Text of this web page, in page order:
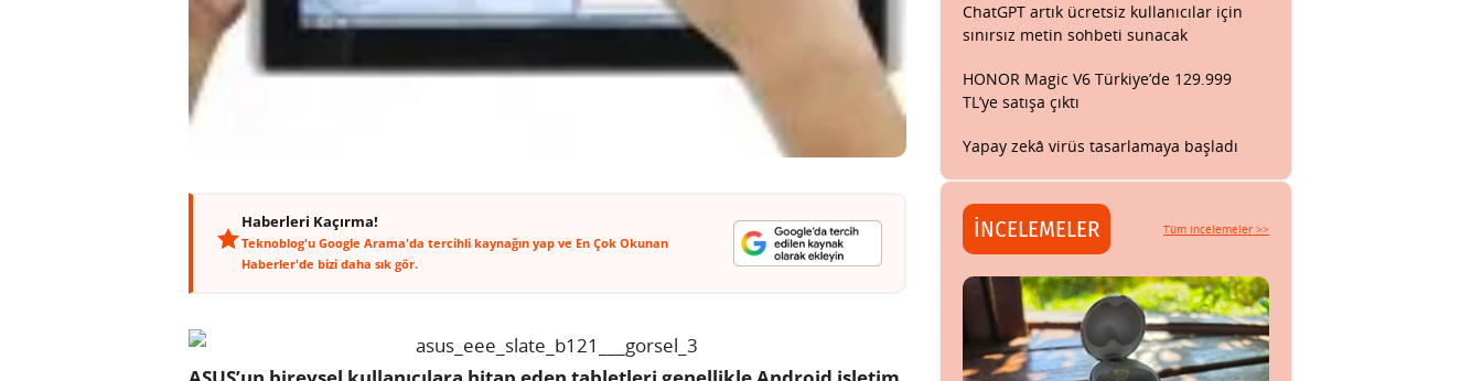
Haberleri Kaçırma!
Teknoblog'u Google Arama'da tercihli kaynağın yap ve En Çok Okunan
Haberler'de bizi daha sık gör.
ChatGPT artık ücretsiz kullanıcılar için
sınırsız metin sohbeti sunacak
HONOR Magic V6 Türkiye’de 129.999
TL’ye satışa çıktı
Yapay zekâ virüs tasarlamaya başladı
İNCELEMELER Tüm incelemeler >>